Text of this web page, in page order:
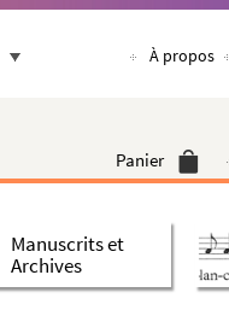
À propos
Panier
Manuscrits et
Archives